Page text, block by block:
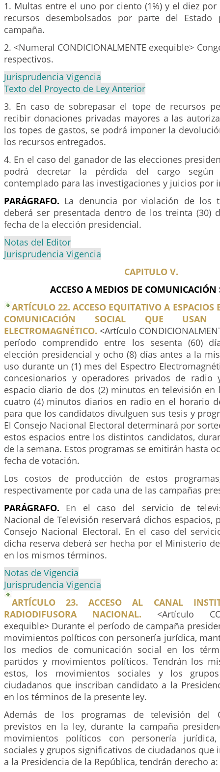
1. Multas entre el uno por ciento (1%) y el diez por
recursos desembolsados por parte del Estado
campaña.
2. <Numeral CONDICIONALMENTE exequible>
respectivos.
Jurisprudencia Vigencia
Texto del Proyecto de Ley Anterior
3. En caso de sobrepasar el tope de recursos
recibir donaciones privadas mayores a las
los topes de gastos, se podrá imponer la
los recursos entregados.
4. En el caso del ganador de las elecciones
podrá decretar la pérdida del cargo según
contemplado para las investigaciones y juicios por
PARÁGRAFO. La denuncia por violación de los
deberá ser presentada dentro de los treinta (30)
fecha de la elección presidencial.
Notas del Editor
Jurisprudencia Vigencia
CAPITULO V.
ACCESO A MEDIOS DE COMUNICACIÓN
ARTÍCULO 22. ACCESO EQUITATIVO A ESPACIOS
COMUNICACIÓN SOCIAL QUE USAN
ELECTROMAGNÉTICO. <Artículo
período comprendido entre los sesenta (60)
elección presidencial y ocho (8) días antes a la
uso durante un (1) mes del Espectro
concesionarios y operadores privados de
espacio diario de dos (2) minutos en televisión en
cuatro (4) minutos diarios en radio en el horario
para que los candidatos divulguen sus tesis y
El Consejo Nacional Electoral determinará por
estos espacios entre los distintos candidatos,
de la semana. Estos programas se emitirán hasta
fecha de votación.
Los costos de producción de estos
respectivamente por cada una de las campañas
PARÁGRAFO. En el caso del servicio de
Nacional de Televisión reservará dichos espacios,
Consejo Nacional Electoral. En el caso del
dicha reserva deberá ser hecha por el Ministerio
en los mismos términos.
Notas de Vigencia
Jurisprudencia Vigencia
ARTÍCULO 23. ACCESO AL CANAL
RADIODIFUSORA NACIONAL. <Artículo
exequible> Durante el período de campaña
movimientos políticos con personería jurídica,
los medios de comunicación social en los
partidos y movimientos políticos. Tendrán los
estos, los movimientos sociales y los
ciudadanos que inscriban candidato a la
en los términos de la presente ley.
Además de los programas de televisión del
previstos en la ley, durante la campaña
movimientos políticos con personería
sociales y grupos significativos de ciudadanos que
a la Presidencia de la República, tendrán derecho a: